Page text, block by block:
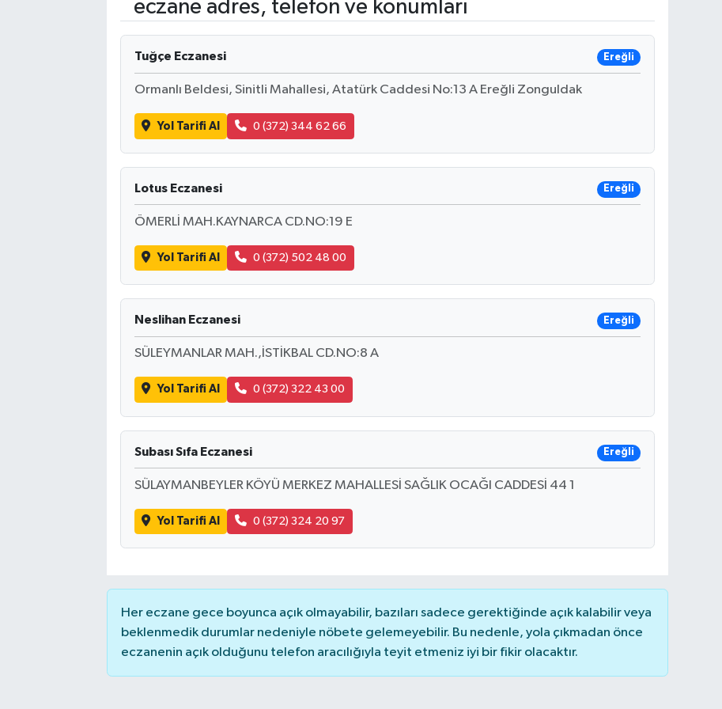
eczane adres, telefon ve konumları
Tuğçe Eczanesi Ereğli
Ormanlı Beldesi, Sinitli Mahallesi, Atatürk Caddesi No:13 A Ereğli Zonguldak
Yol Tarifi Al 0 (372) 344 62 66
Lotus Eczanesi Ereğli
ÖMERLİ MAH.KAYNARCA CD.NO:19 E
Yol Tarifi Al 0 (372) 502 48 00
Neslihan Eczanesi Ereğli
SÜLEYMANLAR MAH.,İSTİKBAL CD.NO:8 A
Yol Tarifi Al 0 (372) 322 43 00
Subası Sıfa Eczanesi Ereğli
SÜLAYMANBEYLER KÖYÜ MERKEZ MAHALLESİ SAĞLIK OCAĞI CADDESİ 44 1
Yol Tarifi Al 0 (372) 324 20 97
Her eczane gece boyunca açık olmayabilir, bazıları sadece gerektiğinde açık kalabilir veya
beklenmedik durumlar nedeniyle nöbete gelemeyebilir. Bu nedenle, yola çıkmadan önce
eczanenin açık olduğunu telefon aracılığıyla teyit etmeniz iyi bir fikir olacaktır.